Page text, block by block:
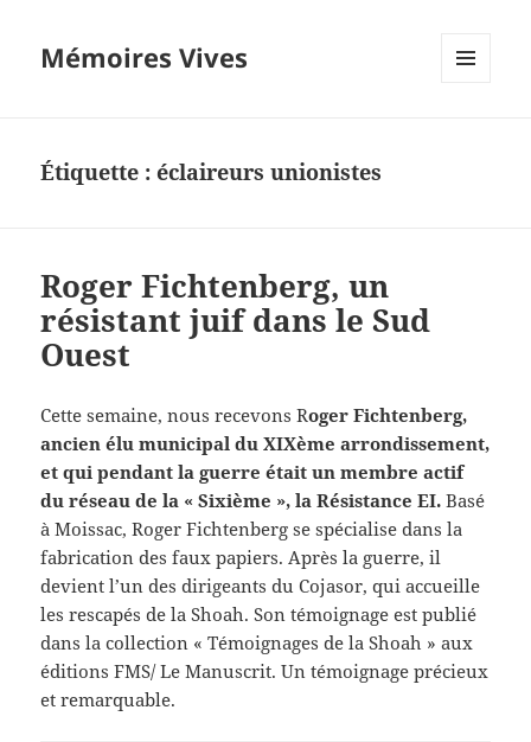
Mémoires Vives
Étiquette :éclaireurs unionistes
Roger Fichtenberg, un
résistant juif dans le Sud
Ouest
Cette semaine, nous recevons Roger Fichtenberg,
ancien élu municipal du XIXème arrondissement,
et qui pendant la guerre était un membre actif
du réseau de la « Sixième », la Résistance EI. Basé
à Moissac, Roger Fichtenberg se spécialise dans la
fabrication des faux papiers. Après la guerre, il
devient l’un des dirigeants du Cojasor, qui accueille
les rescapés de la Shoah. Son témoignage est publié
dans la collection « Témoignages de la Shoah » aux
éditions FMS/ Le Manuscrit. Un témoignage précieux
et remarquable.